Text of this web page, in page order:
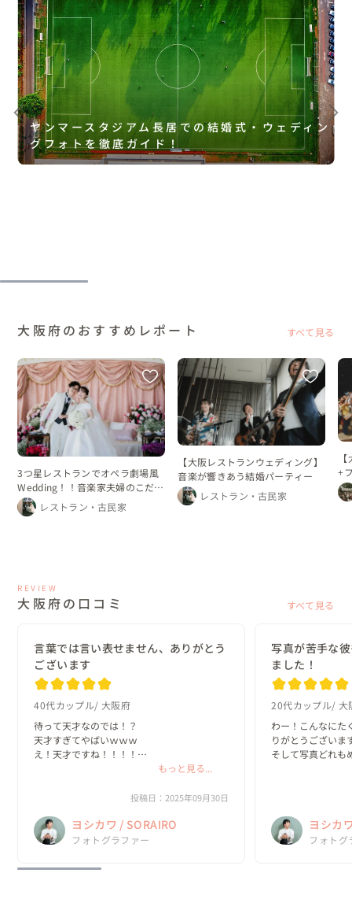
ヤンマースタジアム長居での結婚式・ウェディン
グフォトを徹底ガイド！
大阪府のおすすめレポート すべて見る
3つ星レストランでオペラ劇場風
Wedding！！音楽家夫婦のこだわ
りの結婚式♪
レストラン・古民家
【大阪レストランウェディング】
音楽が響きあう結婚パーティー
レストラン・古民家
+
ま
REVIEW
大阪府の口コミ すべて見る
言葉では言い表せません、ありがとう
ございます
40代カップル 大阪府
待って天才なのでは！？
天才すぎてやばいｗｗｗ
え！天才ですね！！！！
ありがとうございます、天才です！！！！
もっと見る...
投稿日：2025年09月30日
ヨシカワ / SORAIRO
フォトグラファー
写真が苦手な
ました！
20代カップル 大
わー！こんなにた
りがとうございま
そして写真どれも
ヨシカ
フォトグ